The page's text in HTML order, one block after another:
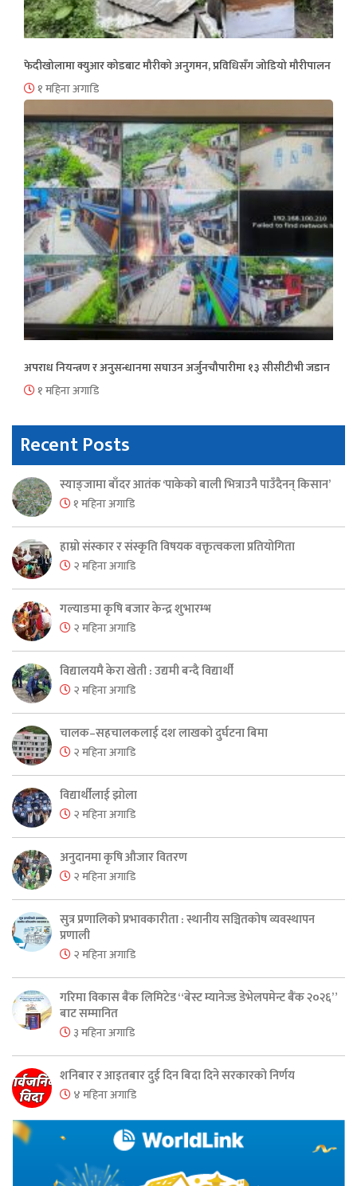
फेदीखोलामा क्युआर कोडबाट मौरीको अनुगमन, प्रविधिसँग जोडियो मौरीपालन
१ महिना अगाडि
अपराध नियन्त्रण र अनुसन्धानमा सघाउन अर्जुनचौपारीमा १३ सीसीटीभी जडान
१ महिना अगाडि
Recent Posts
स्याङ्जामा बाँदर आतंक ‘पाकेको बाली भित्राउनै पाउँदैनन् किसान’
१ महिना अगाडि
हाम्रो संस्कार र संस्कृति विषयक वक्तृत्वकला प्रतियोगिता
२ महिना अगाडि
गल्याङमा कृषि बजार केन्द्र शुभारम्भ
२ महिना अगाडि
विद्यालयमै केरा खेती : उद्यमी बन्दै विद्यार्थी
२ महिना अगाडि
चालक–सहचालकलाई दश लाखको दुर्घटना बिमा
२ महिना अगाडि
विद्यार्थीलाई झोला
२ महिना अगाडि
अनुदानमा कृषि औजार वितरण
२ महिना अगाडि
सुत्र प्रणालिको प्रभावकारीता : स्थानीय सञ्चितकोष व्यवस्थापन
प्रणाली
२ महिना अगाडि
गरिमा विकास बैंक लिमिटेड “बेस्ट म्यानेज्ड डेभेलपमेन्ट बैंक २०२६”
बाट सम्मानित
३ महिना अगाडि
शनिबार र आइतबार दुई दिन बिदा दिने सरकारको निर्णय
४ महिना अगाडि